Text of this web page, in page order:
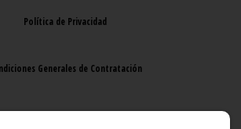
Política de Privacidad
Generales de Contratación